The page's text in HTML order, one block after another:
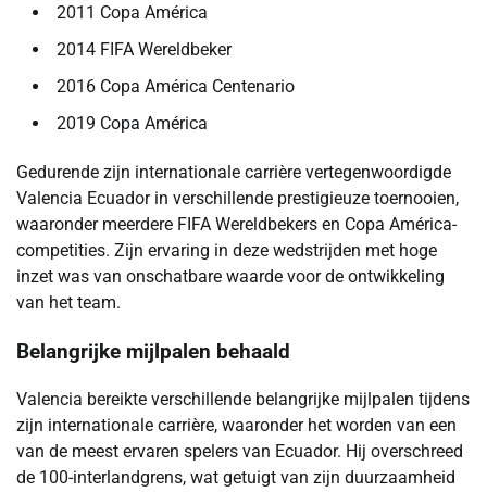
2011 Copa América
2014 FIFA Wereldbeker
2016 Copa América Centenario
2019 Copa América
Gedurende zijn internationale carrière vertegenwoordigde
Valencia Ecuador in verschillende prestigieuze toernooien,
waaronder meerdere FIFA Wereldbekers en Copa América-
competities. Zijn ervaring in deze wedstrijden met hoge
inzet was van onschatbare waarde voor de ontwikkeling
van het team.
Belangrijke mijlpalen behaald
Valencia bereikte verschillende belangrijke mijlpalen tijdens
zijn internationale carrière, waaronder het worden van een
van de meest ervaren spelers van Ecuador. Hij overschreed
de 100-interlandgrens, wat getuigt van zijn duurzaamheid